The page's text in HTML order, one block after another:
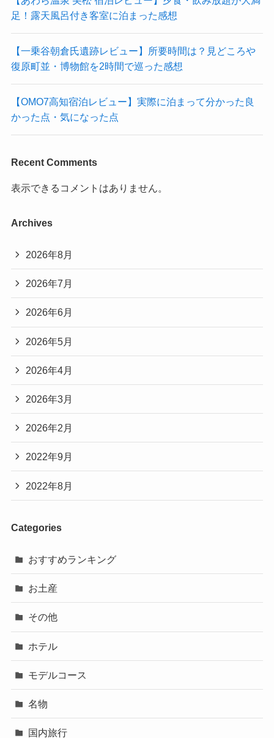
足！露天風呂付き客室に泊まった感想
【一乗谷朝倉氏遺跡レビュー】所要時間は？見どころや
復原町並・博物館を2時間で巡った感想
【OMO7高知宿泊レビュー】実際に泊まって分かった良
かった点・気になった点
Recent Comments
表示できるコメントはありません。
Archives
2026年8月
2026年7月
2026年6月
2026年5月
2026年4月
2026年3月
2026年2月
2022年9月
2022年8月
Categories
おすすめランキング
お土産
その他
ホテル
モデルコース
名物
国内旅行